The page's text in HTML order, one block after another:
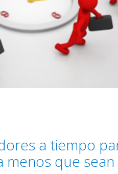
a tiempo
menos que